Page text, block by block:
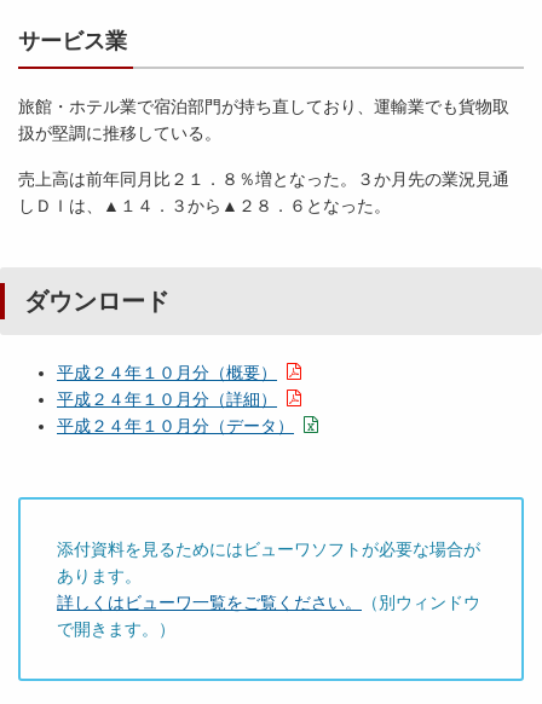
サービス業
旅館・ホテル業で宿泊部門が持ち直しており、運輸業でも貨物取
扱が堅調に推移している。
売上高は前年同月比２１．８％増となった。３か月先の業況見通
しＤＩは、▲１４．３から▲２８．６となった。
ダウンロード
平成２４年１０月分（概要）
平成２４年１０月分（詳細）
平成２４年１０月分（データ）
添付資料を見るためにはビューワソフトが必要な場合が
あります。
詳しくはビューワ一覧をご覧ください。
（別ウィンドウ
で開きます。）